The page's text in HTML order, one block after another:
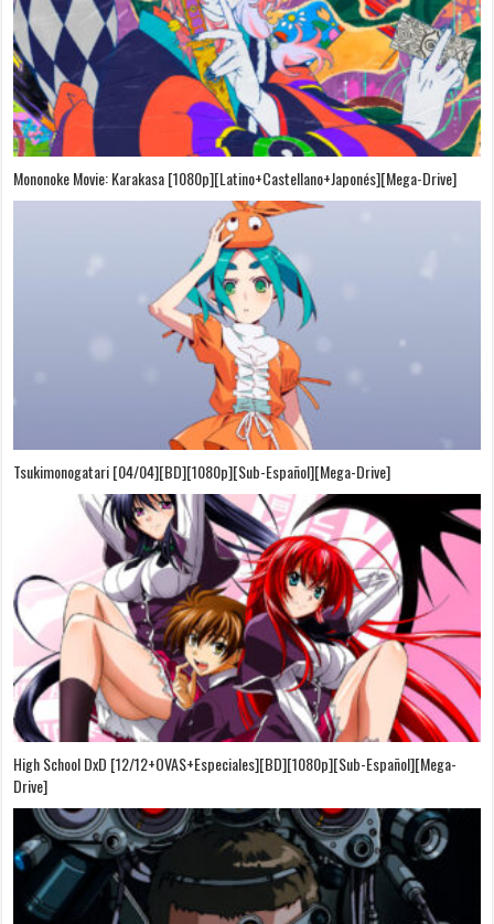
Mononoke Movie: Karakasa [1080p][Latino+Castellano+Japonés][Mega-Drive]
Tsukimonogatari [04/04][BD][1080p][Sub-Español][Mega-Drive]
High School DxD [12/12+OVAS+Especiales][BD][1080p][Sub-Español][Mega-
Drive]